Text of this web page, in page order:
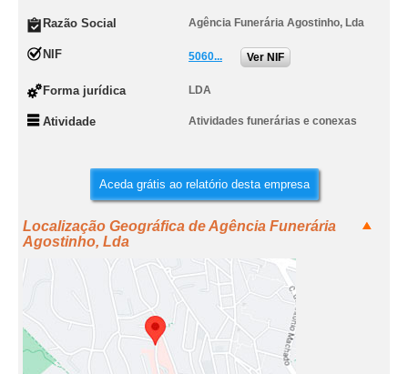
Razão Social Agência Funerária Agostinho, Lda
NIF 5060... Ver NIF
Forma jurídica LDA
Atividade Atividades funerárias e conexas
Aceda grátis ao relatório desta empresa
Localização Geográfica de Agência Funerária
Agostinho, Lda